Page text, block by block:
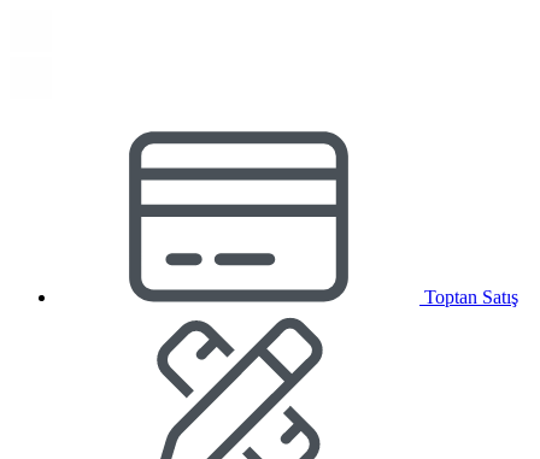
Toptan Satış